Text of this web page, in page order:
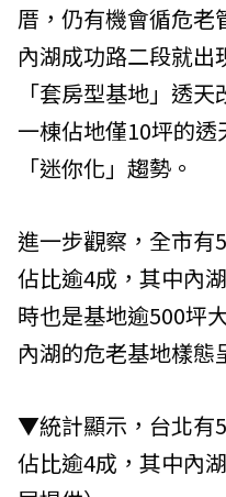
厝，仍有機會循危老
內湖成功路二段就出
「套房型基地」透
一棟佔地僅10坪的
「迷你化」趨勢。
進一步觀察，全市有
佔比逾4成，其中內
時也是基地逾500坪
內湖的危老基地樣態
▼統計顯示，台北有
佔比逾4成，其中內